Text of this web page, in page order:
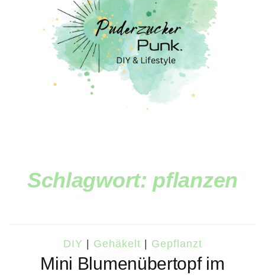
Schlagwort: pflanzen
DIY Gehäkelt Gepflanzt
Mini Blumenübertopf im